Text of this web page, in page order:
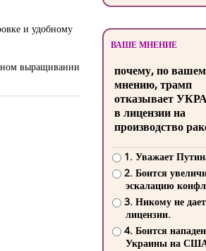
и удобному
выращивании
ВАШЕ МНЕНИЕ
почему, по
мнению, трамп
отказывает
в лицензии на
производство
1. Уважает
2. Боится
эскалацию
3. Никому не
лицензии.
4. Боится
Украины на